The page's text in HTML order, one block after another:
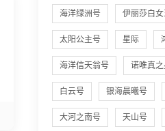
海洋绿洲号 伊丽莎白
太阳公主号 星际
海洋信天翁号 诺唯真
白云号 银海晨曦号
大河之南号 天山号